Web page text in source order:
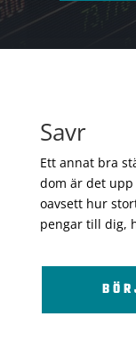
Savr
Ett annat bra
dom är det
oavsett hur
pengar till dig,